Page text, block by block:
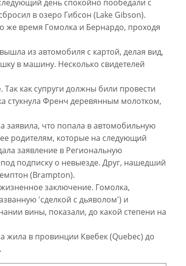
день спокойно пообедали с
в озеро Гибсон (Lake Gibson).
же время Гомолка и Бернардо, проходя
из автомобиля с картой, делая вид,
в машину. Несколько свидетелей
как супруги должны били провести
стукнула Френч деревянным молотком,
заявила, что попала в автомобильную
родителям, которые на следующий
заявление в Региональную
подписку о невыезде. Друг, нашедший
(Brampton).
заключение. Гомолка,
'сделкой с дьяволом') и
вины, показали, до какой степени на
жила в провинции Квебек (Quebec) до